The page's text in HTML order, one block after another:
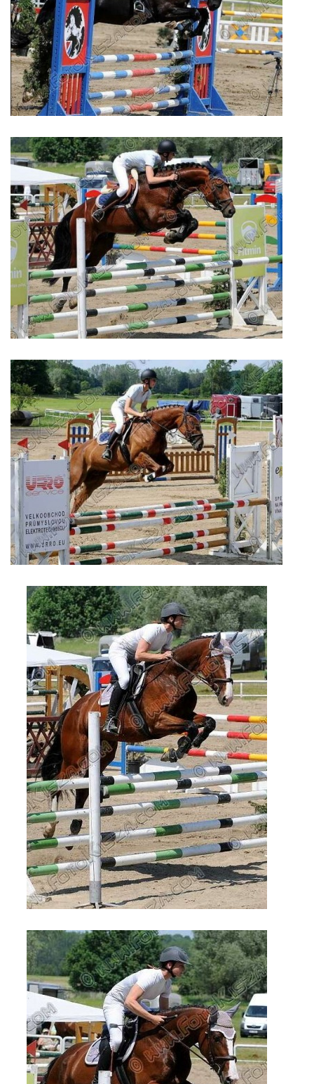
NABÍZÍME BRIGÁDU U NÁS VE STÁJI. PRO BLIŽŠÍ INFO
VOLEJTE 604265192
DĚKUJEME ZA PODPORU ČESKÉ UNIÍ SPORTU
JARNÍ BRIGÁDA 20.4 2024
JARNÍ BRIGÁDA SE ODKLÁDÁ.
PÁTEČNÍ KROUŽEK " ŠKOLA JEZDECTVÍ " BUDE ZAHÁJEN
PODZIMNÍ BRIGÁDA 9.11.2024
ČLENOVÉ JK CABALLERO Z RYCHVALDU
PODZIMNÍ BRIGÁDA 4.10.2025
PRAZDNINOVÝ KROUŽEK
© 2026 eStránky.cz